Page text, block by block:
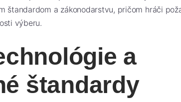
štandardom a zákonodarstvu, pričom hráči
výberu.
a
štandardy